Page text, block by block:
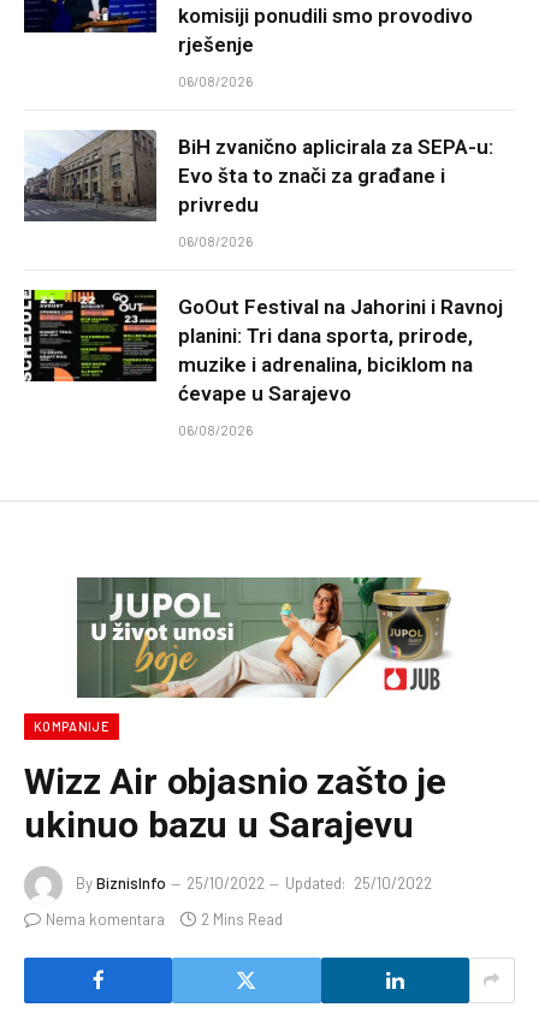
komisiji ponudili smo provodivo
rješenje
06/08/2026
BiH zvanično aplicirala za SEPA-u:
Evo šta to znači za građane i
privredu
06/08/2026
GoOut Festival na Jahorini i Ravnoj
planini: Tri dana sporta, prirode,
muzike i adrenalina, biciklom na
ćevape u Sarajevo
06/08/2026
KOMPANIJE
Wizz Air objasnio zašto je
ukinuo bazu u Sarajevu
ByBiznisInfo 25/10/2022 Updated: 25/10/2022
Nema komentara
2 Mins Read